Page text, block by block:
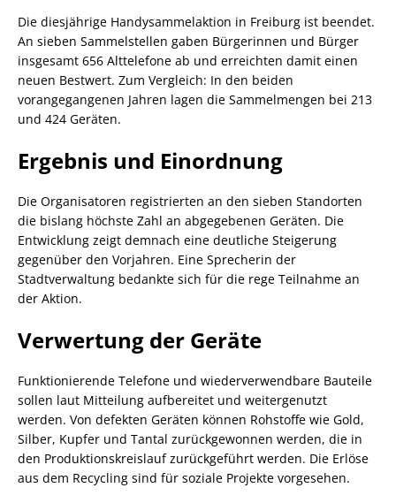
Die diesjährige Handysammelaktion in Freiburg ist beendet.
An sieben Sammelstellen gaben Bürgerinnen und Bürger
insgesamt 656 Alttelefone ab und erreichten damit einen
neuen Bestwert. Zum Vergleich: In den beiden
vorangegangenen Jahren lagen die Sammelmengen bei 213
und 424 Geräten.
Ergebnis und Einordnung
Die Organisatoren registrierten an den sieben Standorten
die bislang höchste Zahl an abgegebenen Geräten. Die
Entwicklung zeigt demnach eine deutliche Steigerung
gegenüber den Vorjahren. Eine Sprecherin der
Stadtverwaltung bedankte sich für die rege Teilnahme an
der Aktion.
Verwertung der Geräte
Funktionierende Telefone und wiederverwendbare Bauteile
sollen laut Mitteilung aufbereitet und weitergenutzt
werden. Von defekten Geräten können Rohstoffe wie Gold,
Silber, Kupfer und Tantal zurückgewonnen werden, die in
den Produktionskreislauf zurückgeführt werden. Die Erlöse
aus dem Recycling sind für soziale Projekte vorgesehen.